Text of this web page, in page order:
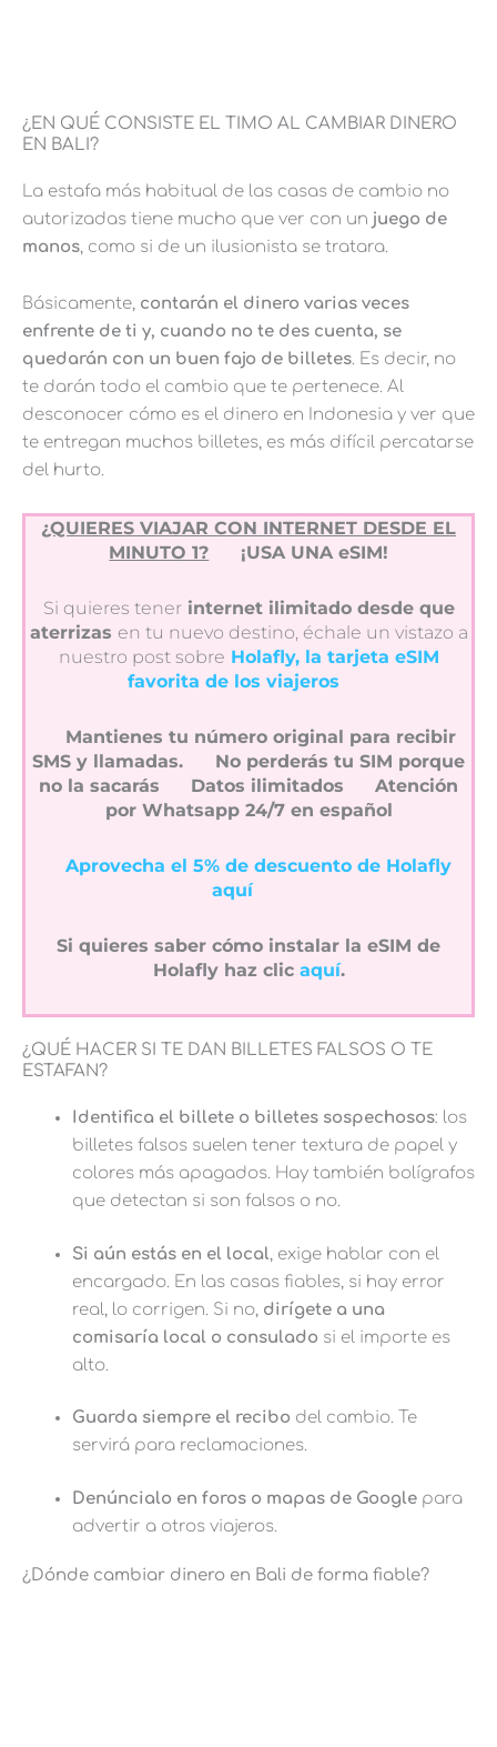
¿EN QUÉ CONSISTE EL TIMO AL CAMBIAR DINERO
EN BALI?
La estafa más habitual de las casas de cambio no
autorizadas tiene mucho que ver con un juego de
manos, como si de un ilusionista se tratara.
Básicamente, contarán el dinero varias veces
enfrente de ti y, cuando no te des cuenta, se
quedarán con un buen fajo de billetes. Es decir, no
te darán todo el cambio que te pertenece. Al
desconocer cómo es el dinero en Indonesia y ver que
te entregan muchos billetes, es más difícil percatarse
del hurto.
¿QUIERES VIAJAR CON INTERNET DESDE EL
MINUTO 1?
¡USA UNA eSIM!
Si quieres tenerinternet ilimitado desde que
aterrizas en tu nuevo destino, échale un vistazo a
nuestro post sobre Holafly, la tarjeta eSIM
favorita de los viajeros
Mantienes tu número original para recibir
SMS y llamadas.
No perderás tu SIM porque
no la sacarás
Datos ilimitados
Atención
por Whatsapp 24/7 en español
Aprovecha el 5% de descuento de Holafly
aquí
Si quieres saber cómo instalar la eSIM de
Holafly haz clic aquí.
¿QUÉ HACER SI TE DAN BILLETES FALSOS O TE
ESTAFAN?
Identifica el billete o billetes sospechosos: los
billetes falsos suelen tener textura de papel y
colores más apagados. Hay también bolígrafos
que detectan si son falsos o no.
Si aún estás en el local, exige hablar con el
encargado. En las casas fiables, si hay error
real, lo corrigen. Si no, dirígete a una
comisaría local o consulado si el importe es
alto.
Guarda siempre el recibo del cambio. Te
servirá para reclamaciones.
Denúncialo en foros o mapas de Google para
advertir a otros viajeros.
¿Dónde cambiar dinero en Bali de forma fiable?